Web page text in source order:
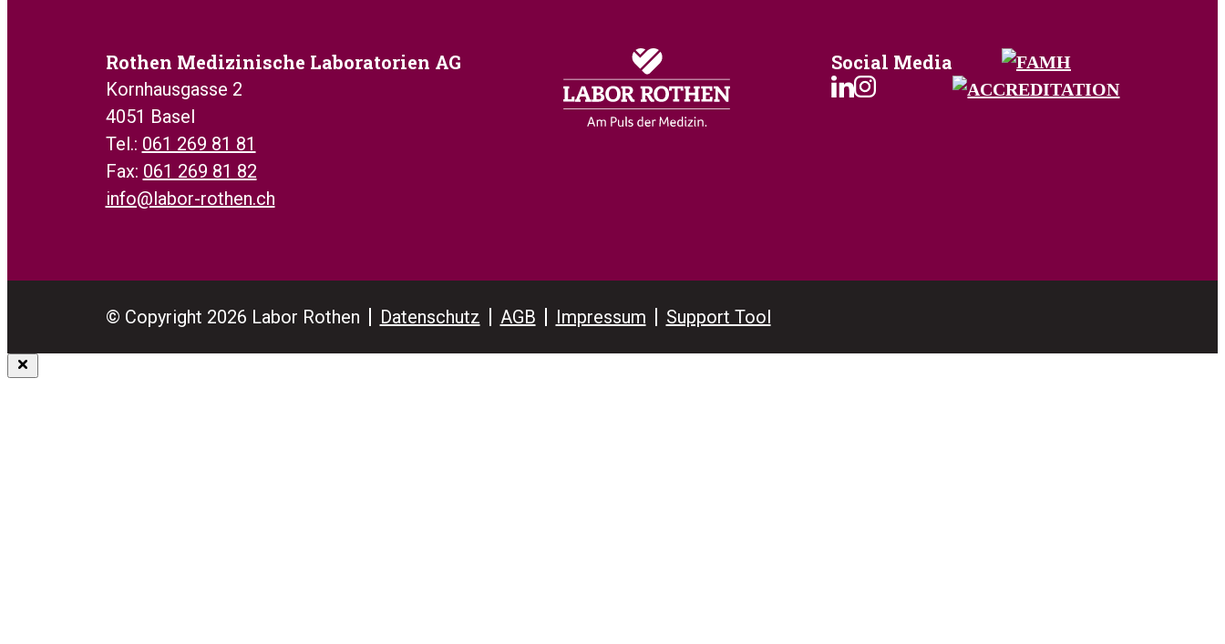
Rothen Medizinische Laboratorien AG
Kornhausgasse 2
4051 Basel
Tel.: 061 269 81 81
Fax: 061 269 81 82
info@labor-rothen.ch
Social Media
© Copyright 2026 Labor Rothen Datenschutz AGB Impressum Support Tool
Close